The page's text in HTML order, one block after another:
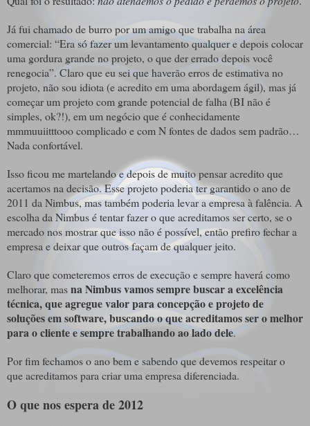
Já fui chamado de burro por um amigo que trabalha na área
comercial: “Era só fazer um levantamento qualquer e depois colocar
uma gordura grande no projeto, o que der errado depois você
renegocia”. Claro que eu sei que haverão erros de estimativa no
projeto, não sou idiota (e acredito em uma abordagem ágil), mas já
começar um projeto com grande potencial de falha (BI não é
simples, ok?!), em um negócio que é conhecidamente
mmmuuiitttooo complicado e com N fontes de dados sem padrão…
Nada confortável.
Isso ficou me martelando e depois de muito pensar acredito que
acertamos na decisão. Esse projeto poderia ter garantido o ano de
2011 da Nimbus, mas também poderia levar a empresa à falência. A
escolha da Nimbus é tentar fazer o que acreditamos ser certo, se o
mercado nos mostrar que isso não é possível, então prefiro fechar a
empresa e deixar que outros façam de qualquer jeito.
Claro que cometeremos erros de execução e sempre haverá como
melhorar, masna Nimbus vamos sempre buscar a excelência
técnica, que agregue valor para concepção e projeto de
soluções em software, buscando o que acreditamos ser o melhor
para o cliente e sempre trabalhando ao lado dele.
Por fim fechamos o ano bem e sabendo que devemos respeitar o
que acreditamos para criar uma empresa diferenciada.
O que nos espera de 2012